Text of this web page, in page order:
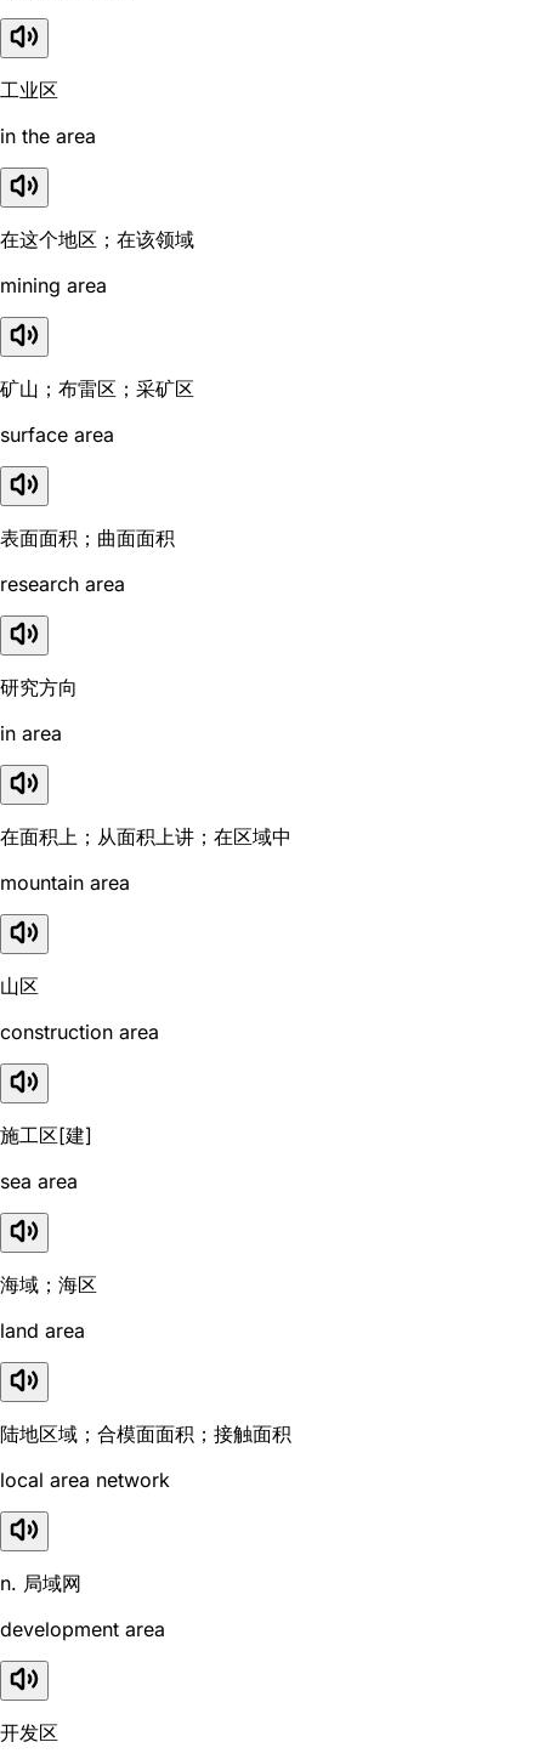
工业区
in the area
在这个地区；在该领域
mining area
矿山；布雷区；采矿区
surface area
表面面积；曲面面积
research area
研究方向
in area
在面积上；从面积上讲；在区域中
mountain area
山区
construction area
施工区[建]
sea area
海域；海区
land area
陆地区域；合模面面积；接触面积
local area network
n. 局域网
development area
开发区